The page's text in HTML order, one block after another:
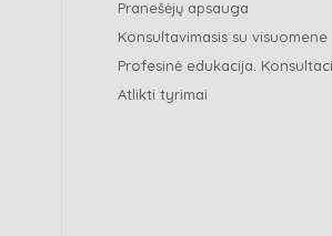
Pranešėjų apsauga
Konsultavimasis su visuomene
Profesinė edukacija.
Atlikti tyrimai